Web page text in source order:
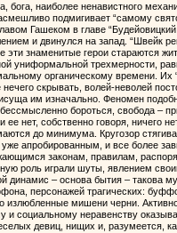
наиболее ненавистного
подмигивает “самому
Гашеком в главе
и двинулся на запад. “Швейк
эти знаменитые герои стараются
униформальной трехмерности,
органическому времени. Их
нечего скрывать, волей-неволей
им изначально. Феномен
бороться, свобода –
нет, собственно говоря, ничего
до минимума. Кругозор
апробированным, и все более
законам, правилам,
роль играли шуты, явлением
динамис – основа бытия – такова
персонажей трагических:
излюбленные мишени черни.
и социальному неравенству
девиц, нищих и, разумеется,